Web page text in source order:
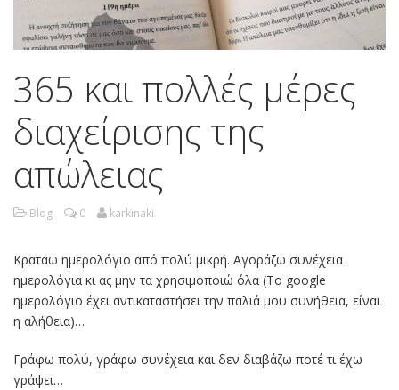
365 και πολλές μέρες
διαχείρισης της
απώλειας
Blog 0 karkinaki
Κρατάω ημερολόγιο από πολύ μικρή. Αγοράζω συνέχεια
ημερολόγια κι ας μην τα χρησιμοποιώ όλα (Το google
ημερολόγιο έχει αντικαταστήσει την παλιά μου συνήθεια, είναι
η αλήθεια)…
Γράφω πολύ, γράφω συνέχεια και δεν διαβάζω ποτέ τι έχω
γράψει…